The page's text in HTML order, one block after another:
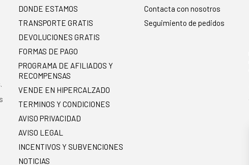
DONDE ESTAMOS
TRANSPORTE GRATIS
DEVOLUCIONES GRATIS
FORMAS DE PAGO
PROGRAMA DE AFILIADOS Y
RECOMPENSAS
VENDE EN HIPERCALZADO
TERMINOS Y CONDICIONES
AVISO PRIVACIDAD
AVISO LEGAL
INCENTIVOS Y SUBVENCIONES
NOTICIAS
Contacta con nosotros
Seguimiento de pedidos